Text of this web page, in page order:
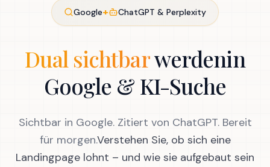
Google+ ChatGPT & Perplexity
Dual sichtbarwerdenin
Google & KI-Suche
Sichtbar in Google. Zitiert von ChatGPT. Bereit
für morgen.Verstehen Sie, ob sich eine
Landingpage lohnt – und wie sie aufgebaut sein